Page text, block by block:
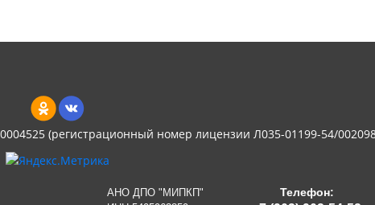
(регистрационный номер лицензии Л035-01199-54/
АНО ДПО "МИПКП"
Телефон: